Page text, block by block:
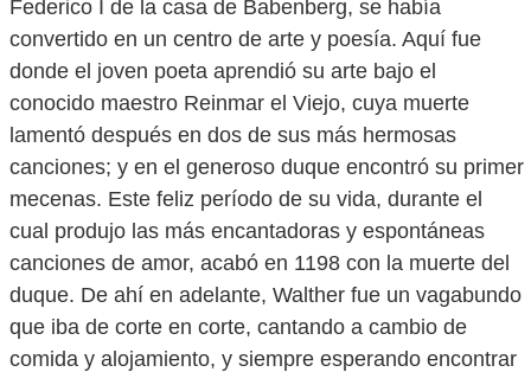
Federico I de la casa de Babenberg, se había
convertido en un centro de arte y poesía. Aquí fue
donde el joven poeta aprendió su arte bajo el
conocido maestro Reinmar el Viejo, cuya muerte
lamentó después en dos de sus más hermosas
canciones; y en el generoso duque encontró su primer
mecenas. Este feliz período de su vida, durante el
cual produjo las más encantadoras y espontáneas
canciones de amor, acabó en 1198 con la muerte del
duque. De ahí en adelante, Walther fue un vagabundo
que iba de corte en corte, cantando a cambio de
comida y alojamiento, y siempre esperando encontrar